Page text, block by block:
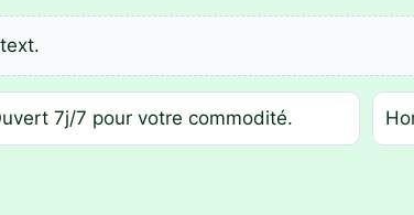
7j/7 pour votre commodité.